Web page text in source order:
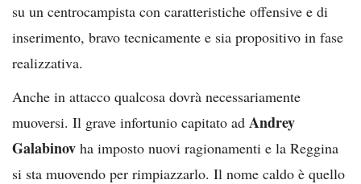
su un centrocampista con caratteristiche offensive e di
inserimento, bravo tecnicamente e sia propositivo in fase
realizzativa.
Anche in attacco qualcosa dovrà necessariamente
muoversi. Il grave infortunio capitato ad Andrey
Galabinov ha imposto nuovi ragionamenti e la Reggina
si sta muovendo per rimpiazzarlo. Il nome caldo è quello